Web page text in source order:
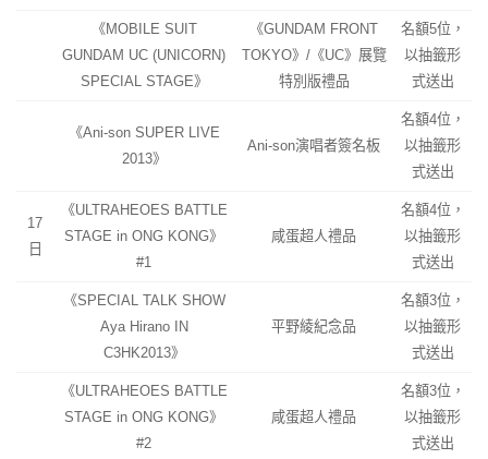
《MOBILE SUIT
GUNDAM UC (UNICORN)
SPECIAL STAGE》
《GUNDAM FRONT
TOKYO》/《UC》展覽
特別版禮品
名額5位，
以抽籤形
式送出
《Ani-son SUPER LIVE
2013》
Ani-son演唱者簽名板
名額4位，
以抽籤形
式送出
17
日
《ULTRAHEOES BATTLE
STAGE in ONG KONG》
#1
咸蛋超人禮品
名額4位，
以抽籤形
式送出
《SPECIAL TALK SHOW
Aya Hirano IN
C3HK2013》
平野綾紀念品
名額3位，
以抽籤形
式送出
《ULTRAHEOES BATTLE
STAGE in ONG KONG》
#2
咸蛋超人禮品
名額3位，
以抽籤形
式送出